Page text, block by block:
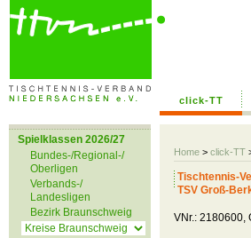
click-TT
Home > click-TT
Spielklassen 2026/27
Bundes-/Regional-/
Oberligen
Verbands-/
Landesligen
Bezirk Braunschweig
Tischtennis-
TSV Groß-
VNr.: 2180600,